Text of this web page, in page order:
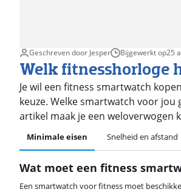
Geschreven door Jesper Bijgewerkt op25
Welk fitnesshorloge
Je wil een fitness smartwatch
keuze. Welke smartwatch voor
artikel maak je een weloverwogen
Minimale eisen Snelheid en afstand
Wat moet een fitness
Een smartwatch voor fitness moet